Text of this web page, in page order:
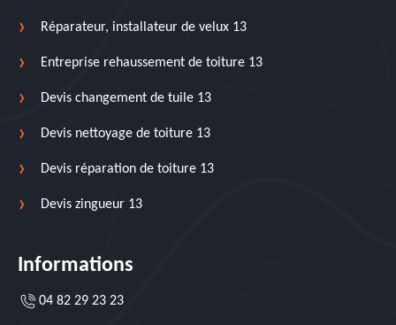
Réparateur, installateur de velux 13
Entreprise rehaussement de toiture 13
Devis changement de tuile 13
Devis nettoyage de toiture 13
Devis réparation de toiture 13
Devis zingueur 13
Informations
04 82 29 23 23